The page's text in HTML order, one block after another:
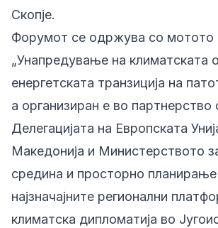
Скопје.
Форумот се одржува со мотото
„Унапредување на климатската
енергетската транзиција на
а организиран е во партнерство
Делегацијата на Европската
Македонија и Министерството
средина и просторно
најзначајните регионални
климатска дипломатија во